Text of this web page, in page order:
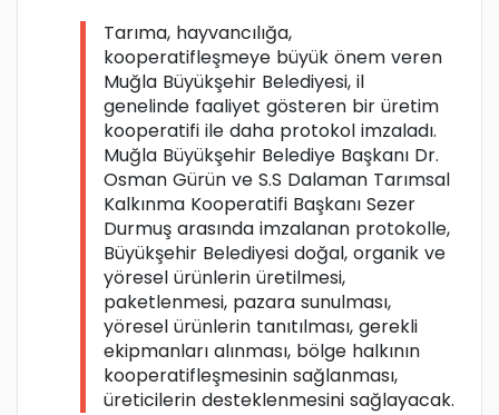
Tarıma, hayvancılığa,
kooperatifleşmeye büyük önem veren
Muğla Büyükşehir Belediyesi, il
genelinde faaliyet gösteren bir üretim
kooperatifi ile daha protokol imzaladı.
Muğla Büyükşehir Belediye Başkanı Dr.
Osman Gürün ve S.S Dalaman Tarımsal
Kalkınma Kooperatifi Başkanı Sezer
Durmuş arasında imzalanan protokolle,
Büyükşehir Belediyesi doğal, organik ve
yöresel ürünlerin üretilmesi,
paketlenmesi, pazara sunulması,
yöresel ürünlerin tanıtılması, gerekli
ekipmanları alınması, bölge halkının
kooperatifleşmesinin sağlanması,
üreticilerin desteklenmesini sağlayacak.